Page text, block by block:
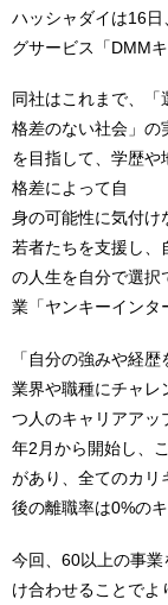
ハッシャダイは16
グサービス「DMM
同社はこれまで、「
格差のない社会」の
を目指して、学歴や
格差によって自
身の可能性に気付け
若者たちを支援し、
の人生を自分で選択
業「ヤンキーインタ
「自分の強みや経
業界や職種にチャレ
つ人のキャリアアッ
年2月から開始し、
があり、全てのカリ
後の離職率は0%の
今回、60以上の事
け合わせることでよ